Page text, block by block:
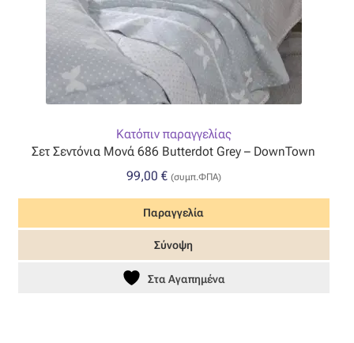
Κατόπιν παραγγελίας
Σετ Σεντόνια Μονά 686 Butterdot Grey – DownTown
99,00 € (συμπ.ΦΠΑ)
Παραγγελία
Σύνοψη
Στα Αγαπημένα